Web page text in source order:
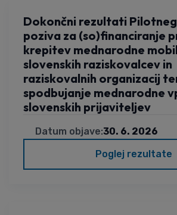
Dokončni rezultati
poziva za (so)financiranje
krepitev mednarodne
slovenskih raziskovalcev in
raziskovalnih organizacij
spodbujanje mednarodne
slovenskih prijaviteljev
Datum objave:30. 6. 2026
Poglej rezultate